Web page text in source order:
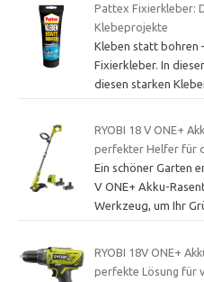
Pattex Fixierkleber:
Klebeprojekte
Kleben statt bohren
Fixierkleber. In
diesen starken
RYOBI 18 V ONE+
perfekter Helfer für
Ein schöner Garten
V ONE+ Akku-
Werkzeug, um Ihr
RYOBI 18V ONE+
perfekte Lösung für